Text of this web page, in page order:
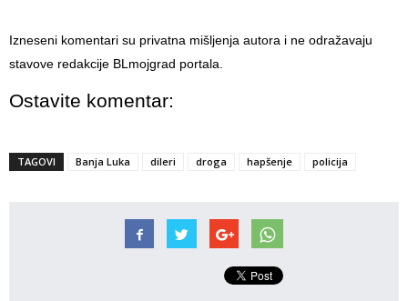
Izneseni komentari su privatna mišljenja autora i ne odražavaju
stavove redakcije BLmojgrad portala.
Ostavite komentar:
TAGOVI Banja Luka dileri droga hapšenje policija